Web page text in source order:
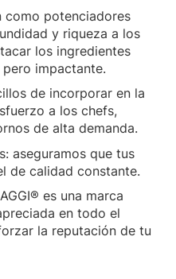
como potenciadores
y riqueza a los
los ingredientes
impactante.
de incorporar en la
a los chefs,
de alta demanda.
aseguramos que tus
de calidad constante.
es una marca
en todo el
la reputación de tu